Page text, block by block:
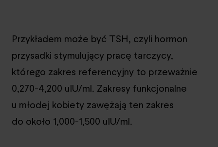
Przykładem może być TSH, czyli hormon
przysadki stymulujący pracę tarczycy,
którego zakres referencyjny to przeważnie
0,270-4,200 uIU/ml. Zakresy funkcjonalne
u młodej kobiety zawężają ten zakres
do około 1,000-1,500 uIU/ml.